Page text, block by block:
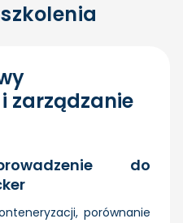
zarządzanie
do
porównanie